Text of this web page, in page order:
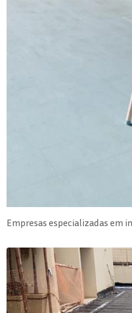
Empresas especializadas em